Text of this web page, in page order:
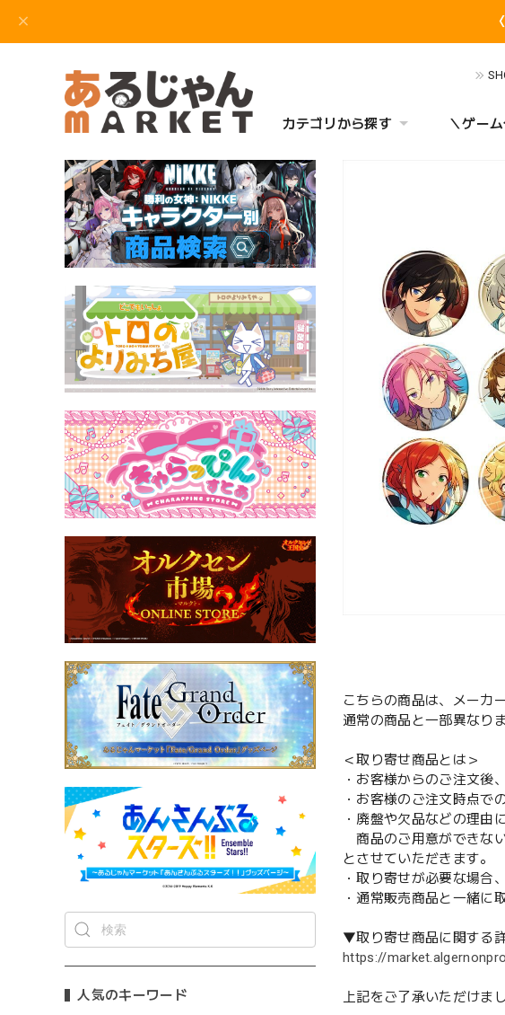
カテゴリから探す ＼ゲー
人気のキーワード
こちらの商品は、メーカ
通常の商品と一部異なり
＜取り寄せ商品とは＞
・お客様からのご注文後
・お客様のご注文時点で
・廃盤や欠品などの理由
商品のご用意ができな
とさせていただきます。
・取り寄せが必要な場合
・通常販売商品と一緒に
▼取り寄せ商品に関する
https://
上記をご了承いただけま